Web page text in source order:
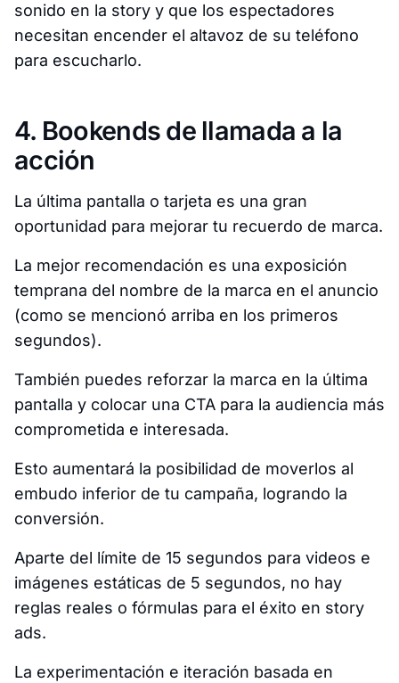
sonido en la story y que los espectadores
necesitan encender el altavoz de su teléfono
para escucharlo.
4. Bookends de llamada a la
acción
La última pantalla o tarjeta es una gran
oportunidad para mejorar tu recuerdo de marca.
La mejor recomendación es una exposición
temprana del nombre de la marca en el anuncio
(como se mencionó arriba en los primeros
segundos).
También puedes reforzar la marca en la última
pantalla y colocar una CTA para la audiencia más
comprometida e interesada.
Esto aumentará la posibilidad de moverlos al
embudo inferior de tu campaña, logrando la
conversión.
Aparte del límite de 15 segundos para videos e
imágenes estáticas de 5 segundos, no hay
reglas reales o fórmulas para el éxito en story
ads.
La experimentación e iteración basada en